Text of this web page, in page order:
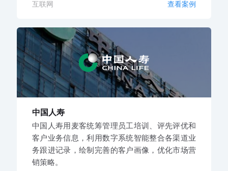
互联网 查看案例
中国人寿
中国人寿用麦客统筹管理员工培训、评先评优和
客户业务信息，利用数字系统智能整合各渠道业
务跟进记录，绘制完善的客户画像，优化市场营
销策略。